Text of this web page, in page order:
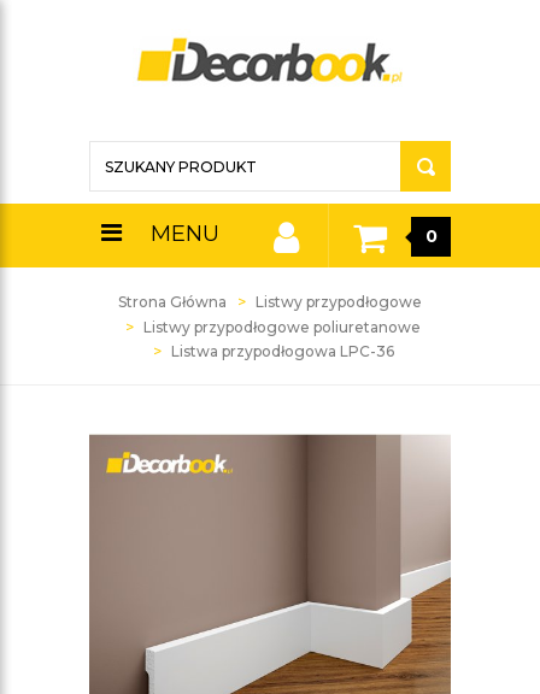
MENU 0
Strona Główna
Listwy przypodłogowe
Listwy przypodłogowe poliuretanowe
Listwa przypodłogowa LPC-36